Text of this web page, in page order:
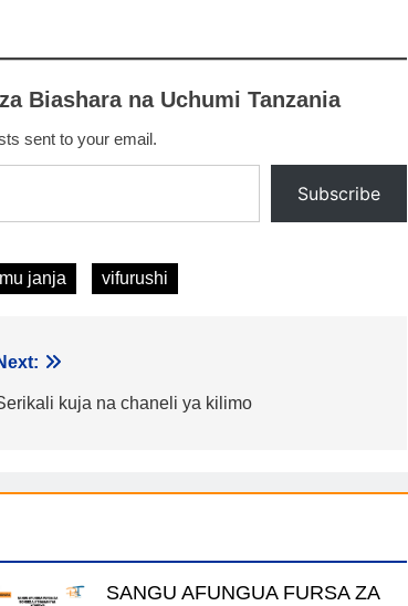
Biashara na Uchumi Tanzania
sent to your email.
Subscribe
janja vifurushi
kuja na chaneli ya kilimo
SANGU AFUNGUA FURSA ZA